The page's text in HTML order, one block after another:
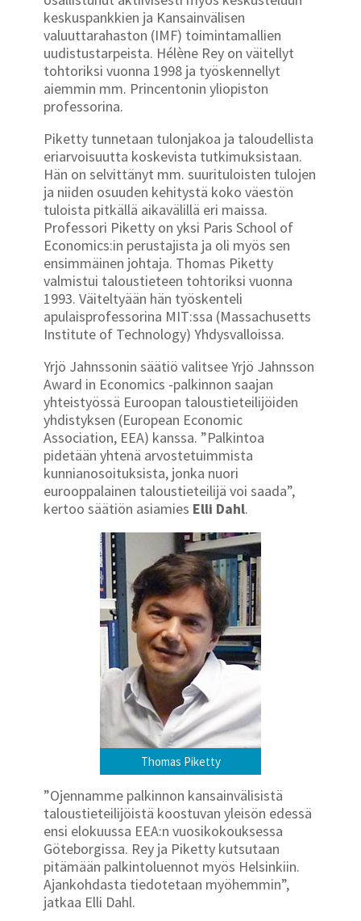
keskuspankkien ja Kansainvälisen
valuuttarahaston (IMF) toimintamallien
uudistustarpeista. Hélène Rey on väitellyt
tohtoriksi vuonna 1998 ja työskennellyt
aiemmin mm. Princentonin yliopiston
professorina.
Piketty tunnetaan tulonjakoa ja taloudellista
eriarvoisuutta koskevista tutkimuksistaan.
Hän on selvittänyt mm. suurituloisten tulojen
ja niiden osuuden kehitystä koko väestön
tuloista pitkällä aikavälillä eri maissa.
Professori Piketty on yksi Paris School of
Economics:in perustajista ja oli myös sen
ensimmäinen johtaja. Thomas Piketty
valmistui taloustieteen tohtoriksi vuonna
1993. Väiteltyään hän työskenteli
apulaisprofessorina MIT:ssa (Massachusetts
Institute of Technology) Yhdysvalloissa.
Yrjö Jahnssonin säätiö valitsee Yrjö Jahnsson
Award in Economics -palkinnon saajan
yhteistyössä Euroopan taloustieteilijöiden
yhdistyksen (European Economic
Association, EEA) kanssa. ”Palkintoa
pidetään yhtenä arvostetuimmista
kunnianosoituksista, jonka nuori
eurooppalainen taloustieteilijä voi saada”,
kertoo säätiön asiamies Elli Dahl.
Thomas Piketty
”Ojennamme palkinnon kansainvälisistä
taloustieteilijöistä koostuvan yleisön edessä
ensi elokuussa EEA:n vuosikokouksessa
Göteborgissa. Rey ja Piketty kutsutaan
pitämään palkintoluennot myös Helsinkiin.
Ajankohdasta tiedotetaan myöhemmin”,
jatkaa Elli Dahl.